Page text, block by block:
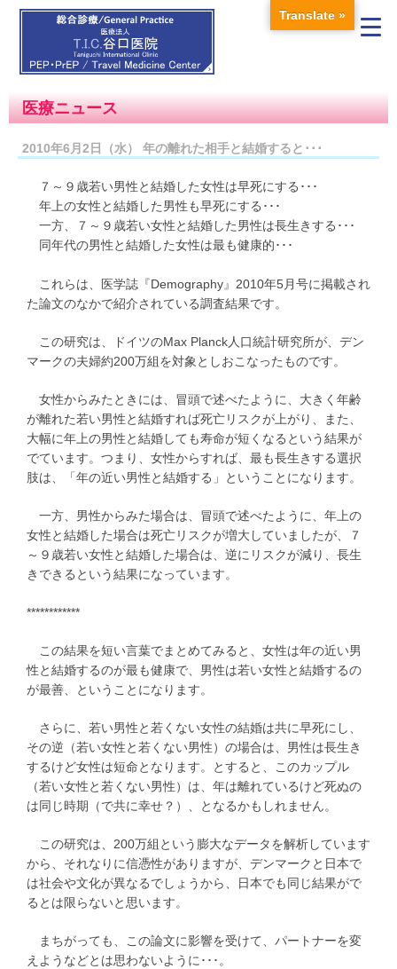
医療ニュース
2010年6月2日（水） 年の離れた相手と結婚すると･･･
７～９歳若い男性と結婚した女性は早死にする･･･
年上の女性と結婚した男性も早死にする･･･
一方、７～９歳若い女性と結婚した男性は長生きする･･･
同年代の男性と結婚した女性は最も健康的･･･
これらは、医学誌『Demography』2010年5月号に掲載され
た論文のなかで紹介されている調査結果です。
この研究は、ドイツのMax Planck人口統計研究所が、デン
マークの夫婦約200万組を対象としおこなったものです。
女性からみたときには、冒頭で述べたように、大きく年齢
が離れた若い男性と結婚すれば死亡リスクが上がり、また、
大幅に年上の男性と結婚しても寿命が短くなるという結果が
でています。つまり、女性からすれば、最も長生きする選択
肢は、「年の近い男性と結婚する」ということになります。
一方、男性からみた場合は、冒頭で述べたように、年上の
女性と結婚した場合は死亡リスクが増大していましたが、７
～９歳若い女性と結婚した場合は、逆にリスクが減り、長生
きできるという結果になっています。
************
この結果を短い言葉でまとめてみると、女性は年の近い男
性と結婚するのが最も健康で、男性は若い女性と結婚するの
が最善、ということになります。
さらに、若い男性と若くない女性の結婚は共に早死にし、
その逆（若い女性と若くない男性）の場合は、男性は長生き
するけど女性は短命となります。とすると、このカップル
（若い女性と若くない男性）は、年は離れているけど死ぬの
は同じ時期（で共に幸せ？）、となるかもしれません。
この研究は、200万組という膨大なデータを解析しています
から、それなりに信憑性がありますが、デンマークと日本で
は社会や文化が異なるでしょうから、日本でも同じ結果がで
るとは限らないと思います。
まちがっても、この論文に影響を受けて、パートナーを変
えようなどとは思わないように･･･。
Translate »